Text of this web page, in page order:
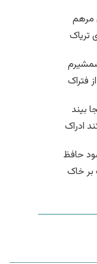
مرهم
تریاک
فتراک
بیند
ادراک
حافظ
بر خاک